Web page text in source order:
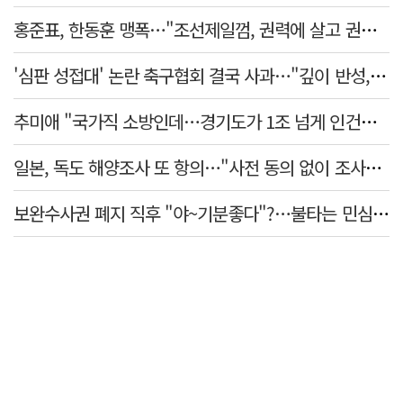
홍준표, 한동훈 맹폭…"조선제일껌, 권력에 살고 권력에 죽었다"
'심판 성접대' 논란 축구협회 결국 사과…"깊이 반성, 쇄신하겠다"
추미애 "국가직 소방인데…경기도가 1조 넘게 인건비 대납"
일본, 독도 해양조사 또 항의…"사전 동의 없이 조사" 주장
보완수사권 폐지 직후 "야~기분좋다"?…불타는 민심에 기름, 민주당 '말말말'[금주의 정치舌전]